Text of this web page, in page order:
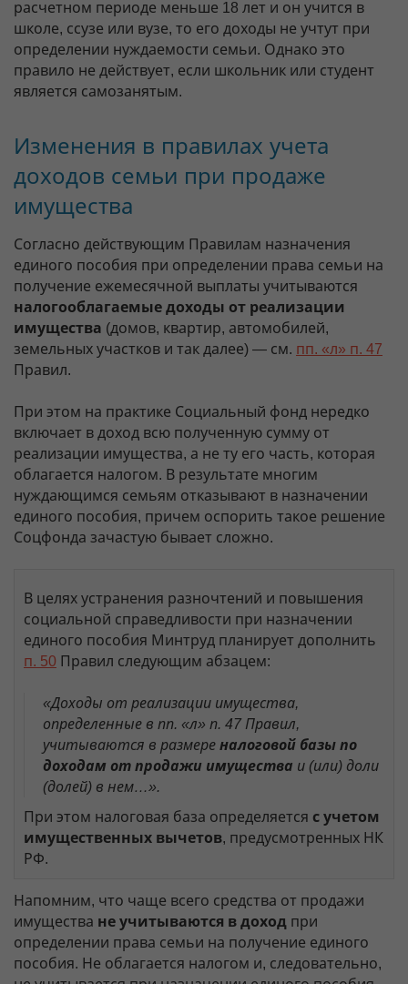
расчетном периоде меньше 18 лет и он учится в
школе, ссузе или вузе, то его доходы не учтут при
определении нуждаемости семьи. Однако это
правило не действует, если школьник или студент
является самозанятым.
Изменения в правилах учета
доходов семьи при продаже
имущества
Согласно действующим Правилам назначения
единого пособия при определении права семьи на
получение ежемесячной выплаты учитываются
налогооблагаемые доходы от реализации
имущества (домов, квартир, автомобилей,
земельных участков и так далее) — см. пп. «л» п. 47
Правил.
При этом на практике Социальный фонд нередко
включает в доход всю полученную сумму от
реализации имущества, а не ту его часть, которая
облагается налогом. В результате многим
нуждающимся семьям отказывают в назначении
единого пособия, причем оспорить такое решение
Соцфонда зачастую бывает сложно.
В целях устранения разночтений и повышения
социальной справедливости при назначении
единого пособия Минтруд планирует дополнить
п. 50 Правил следующим абзацем:
«Доходы от реализации имущества,
определенные в пп. «л» п. 47 Правил,
учитываются в размере налоговой базы по
доходам от продажи имущества и (или) доли
(долей) в нем…».
При этом налоговая база определяется с учетом
имущественных вычетов, предусмотренных НК
РФ.
Напомним, что чаще всего средства от продажи
имущества не учитываются в доход при
определении права семьи на получение единого
пособия. Не облагается налогом и, следовательно,